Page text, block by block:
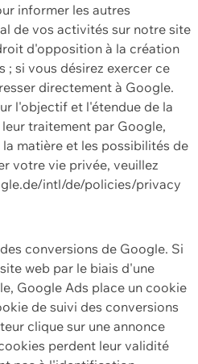
informer les autres
de vos activités sur notre site
d'opposition à la création
si vous désirez exercer ce
directement à Google.
l'objectif et l'étendue de la
traitement par Google,
matière et les possibilités de
votre vie privée, veuillez
intl/de/policies/privacy
conversions de Google. Si
web par le biais d'une
Google Ads place un cookie
de suivi des conversions
clique sur une annonce
perdent leur validité